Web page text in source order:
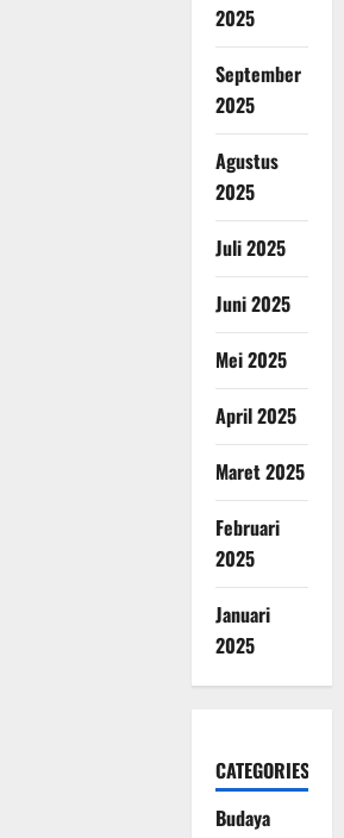
2025
September
2025
Agustus
2025
Juli 2025
Juni 2025
Mei 2025
April 2025
Maret 2025
Februari
2025
Januari
2025
CATEGORIES
Budaya